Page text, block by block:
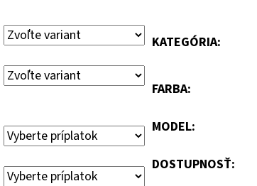
KATEGÓRIA:
FARBA:
MODEL:
DOSTUPNOSŤ: